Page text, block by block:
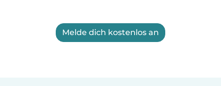
Melde dich kostenlos an